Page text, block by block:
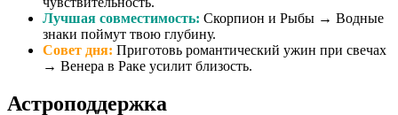
Лучшая совместимость: Скорпион и Рыбы → Водные
знаки поймут твою глубину.
Совет дня: Приготовь романтический ужин при свечах
→ Венера в Раке усилит близость.
Астроподдержка